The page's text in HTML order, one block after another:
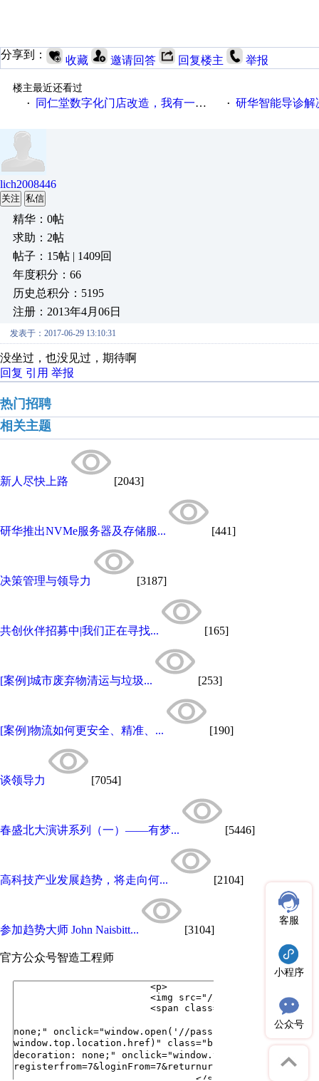
分享到： 收藏 邀请回答 回复楼主 举报
楼主最近还看过
·
同仁堂数字化门店改造，我有一剂良方 · 研华智能导诊解
lich2008446
关注 私信
精华：0帖
求助：2帖
帖子：15帖 | 1409回
年度积分：66
历史总积分：5195
注册：2013年4月06日
发表于：2017-06-29 13:10:31
没坐过，也没见过，期待啊
回复 引用 举报
热门招聘
相关主题
新人尽快上路 [2043]
研华推出NVMe服务器及存储服... [441]
决策管理与领导力 [3187]
共创伙伴招募中|我们正在寻找... [165]
[案例]城市废弃物清运与垃圾... [253]
[案例]物流如何更安全、精准、... [190]
谈领导力 [7054]
春盛北大演讲系列（一）——有梦... [5446]
高科技产业发展趋势，将走向何... [2104]
参加趋势大师 John Naisbitt... [3104]
官方公众号智造工程师
客服
小程序
公众号